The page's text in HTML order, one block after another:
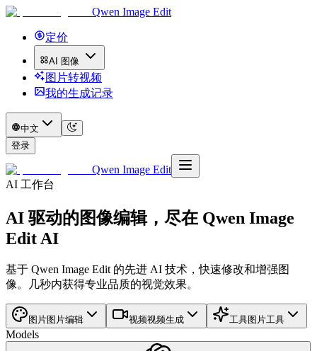
Qwen Image Edit
定价
AI 图像
图片转视频
我的生成记录
中文
登录
Qwen Image Edit
AI 工作台
AI 驱动的图像编辑，尽在 Qwen Image
Edit AI
基于 Qwen Image Edit 的先进 AI 技术，快速修改和增强图
像。几秒内获得专业品质的视觉效果。
图片图片编辑 视频视频生成 工具图片工具
Models